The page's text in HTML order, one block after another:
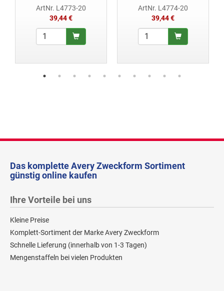
ArtNr. L4773-20
39,44 €
ArtNr. L4774-20
39,44 €
Das komplette Avery Zweckform Sortiment
günstig online kaufen
Ihre Vorteile bei uns
Kleine Preise
Komplett-Sortiment der Marke Avery Zweckform
Schnelle Lieferung (innerhalb von 1-3 Tagen)
Mengenstaffeln bei vielen Produkten